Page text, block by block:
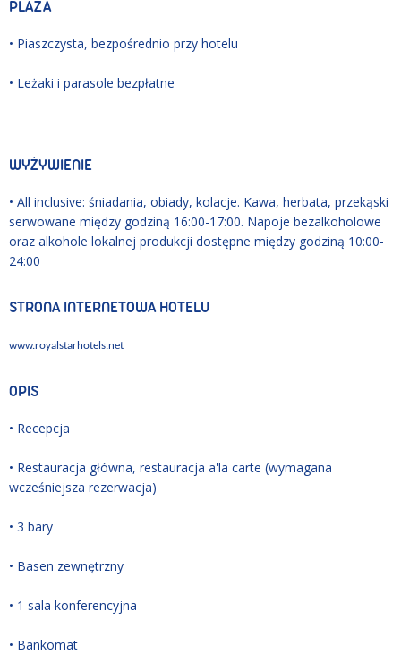
PLAŻA
• Piaszczysta, bezpośrednio przy hotelu
• Leżaki i parasole bezpłatne
WYŻYWIENIE
• All inclusive: śniadania, obiady, kolacje. Kawa, herbata, przekąski
serwowane między godziną 16:00-17:00. Napoje bezalkoholowe
oraz alkohole lokalnej produkcji dostępne między godziną 10:00-
24:00
STRONA INTERNETOWA HOTELU
www.royalstarhotels.net
OPIS
• Recepcja
• Restauracja główna, restauracja a'la carte (wymagana
wcześniejsza rezerwacja)
• 3 bary
• Basen zewnętrzny
• 1 sala konferencyjna
• Bankomat